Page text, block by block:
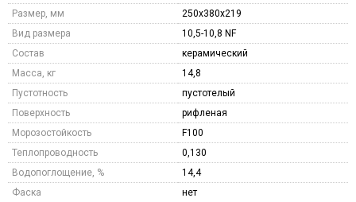
Размер, мм
250x380x219
Вид размера
10,5-10,8 NF
Состав
керамический
Масса, кг
14,8
Пустотность
пустотелый
Поверхность
рифленая
Морозостойкость
F100
Теплопроводность
0,130
Водопоглощение, %
14,4
Фаска
нет